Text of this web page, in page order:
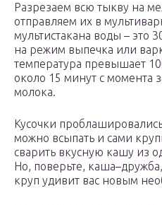
Разрезаем всю тыкву на
отправляем их в
мультистакана воды – это
на режим выпечка или
температура превышает
около 15 минут с момента
молока.
Кусочки
можно всыпать и сами
сварить вкусную кашу из
Но, поверьте,
круп удивит вас новым